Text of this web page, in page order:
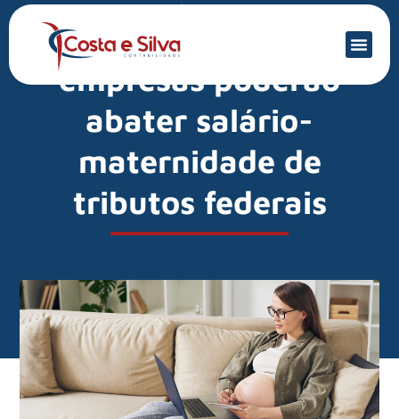
Mercado Financeiro
PL: pequenas
empresas poderão
abater salário-
maternidade de
tributos federais